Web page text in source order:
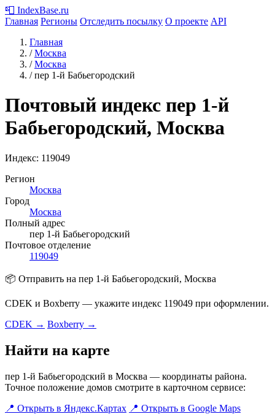
📮 IndexBase.ru
Главная Регионы Отследить посылку О проекте API
Главная
/ Москва
/ Москва
/ пер 1-й Бабьегородский
Почтовый индекс пер 1-й
Бабьегородский, Москва
Индекс: 119049
Регион
Москва
Город
Москва
Полный адрес
пер 1-й Бабьегородский
Почтовое отделение
119049
📦 Отправить на пер 1-й Бабьегородский, Москва
CDEK и Boxberry — укажите индекс 119049 при оформлении.
CDEK → Boxberry →
Найти на карте
пер 1-й Бабьегородский в Москва — координаты района.
Точное положение домов смотрите в карточном сервисе:
📍 Открыть в Яндекс.Картах 📍 Открыть в Google Maps